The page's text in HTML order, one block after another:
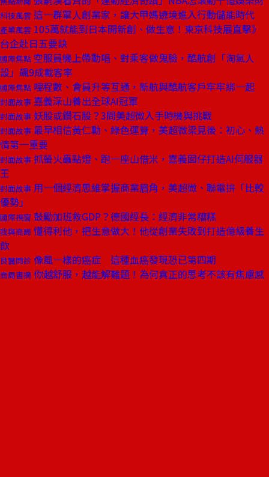
科技風雲 這一群軍人創業家，讓大甲媽遶境進入行動儲能時代
產業風雲 105萬就能到日本開新創、做生意！東京科技展直擊》
台企赴日五要訣
國際焦點 空服員機上帶動唱、對乘客做鬼臉，酷航創「淘氣人
設」飆9成載客率
國際焦點 哩程數、會員升等互通，新航與酷航客戶牢牢綁一起
封面故事 嘉義深山養出全球AI冠軍
封面故事 妖股或鑽石股？3問美超微入手時機與挑戰
封面故事 最早相信黃仁勳、綠色運算，美超微梁見後：初心、熱
情第一重要
封面故事 抓螢火蟲點燈、跑一座山借米，嘉義囡仔打造AI伺服器
王
封面故事 用一個經濟思維掌握商業眉角，美超微、聯電拚「比較
優勢」
國際視窗 鼓勵加班救GDP？德國經長：經濟非常糟糕
我與商周 懂得利他，把生意做大！他從創業失敗到打造億級養生
飲
良醫問診 像風一樣的癌症 這種血癌發現恐已第四期
商周書摘 你越舒服，越能解難題！為何真正的思考不該有焦慮感